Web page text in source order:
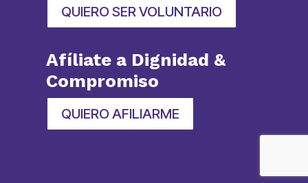
QUIERO SER VOLUNTARIO
Afíliate a Dignidad &
Compromiso
QUIERO AFILIARME